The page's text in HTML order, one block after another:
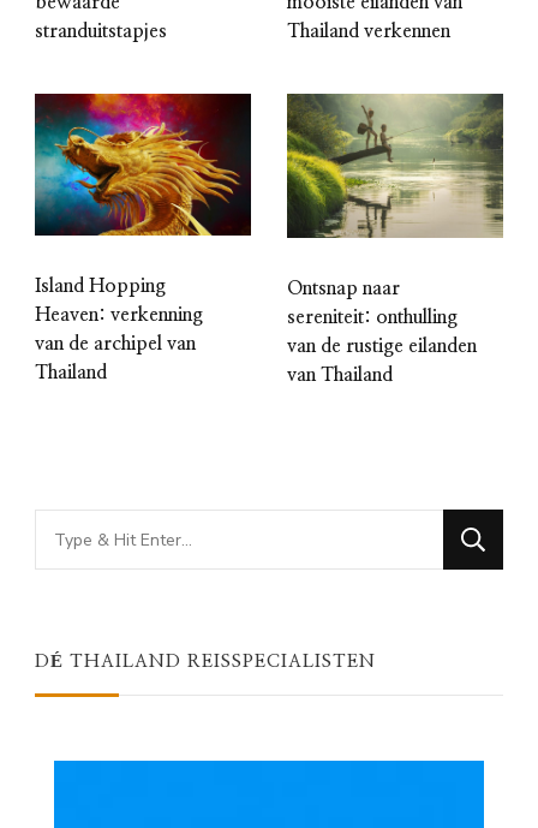
stranduitstapjes
Thailand verkennen
Island Hopping
Heaven: verkenning
van de archipel van
Thailand
Ontsnap naar
sereniteit: onthulling
van de rustige eilanden
van Thailand
Looking
for
DÉ THAILAND REISSPECIALISTEN